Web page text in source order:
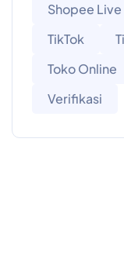
Shopee Live
TikTok
Toko Online
Verifikasi